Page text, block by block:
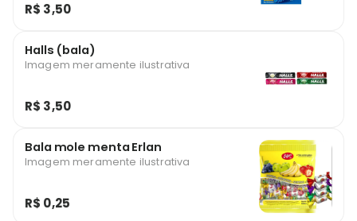
R$ 3,50
Halls (bala)
Imagem meramente ilustrativa
R$ 3,50
Bala mole menta Erlan
Imagem meramente ilustrativa
R$ 0,25